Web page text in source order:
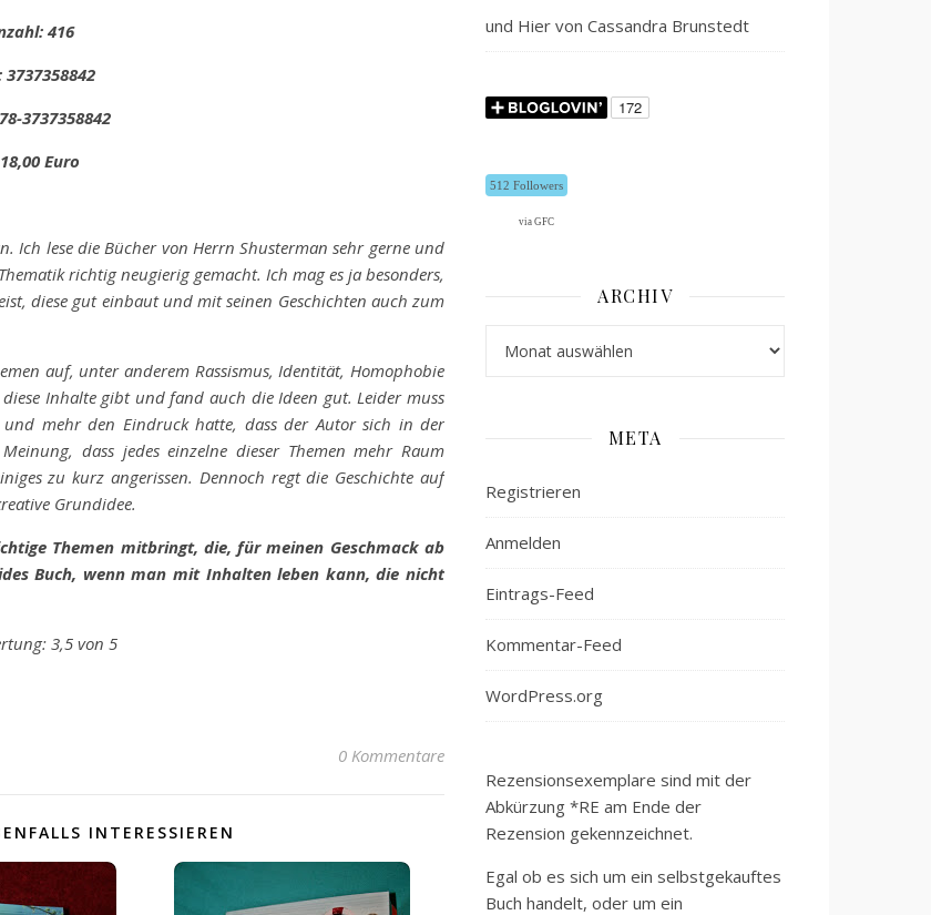
416
3737358842
3737358842
Euro
Ich lese die Bücher von Herrn Shusterman sehr gerne und
richtig neugierig gemacht. Ich mag es ja besonders,
diese gut einbaut und mit seinen Geschichten auch zum
auf, unter anderem Rassismus, Identität, Homophobie
Inhalte gibt und fand auch die Ideen gut. Leider muss
mehr den Eindruck hatte, dass der Autor sich in der
dass jedes einzelne dieser Themen mehr Raum
zu kurz angerissen. Dennoch regt die Geschichte auf
Grundidee.
Themen mitbringt, die, für meinen Geschmack ab
Buch, wenn man mit Inhalten leben kann, die nicht
3,5 von 5
0 Kommentare
INTERESSIEREN
und Hier von Cassandra Brunstedt
512 Followers
via GFC
ARCHIV
META
Registrieren
Anmelden
Eintrags-Feed
Kommentar-Feed
WordPress.org
Rezensionsexemplare sind mit der
Abkürzung *RE am Ende der
Rezension gekennzeichnet.
Egal ob es sich um ein selbstgekauftes
Buch handelt, oder um ein